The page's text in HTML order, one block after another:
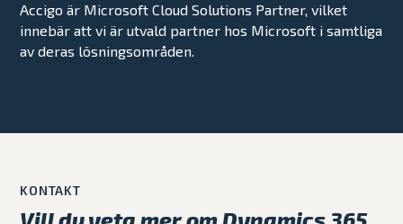
Accigo är Microsoft Cloud Solutions Partner, vilket
innebär att vi är utvald partner hos Microsoft i samtliga
av deras lösningsområden.
KONTAKT